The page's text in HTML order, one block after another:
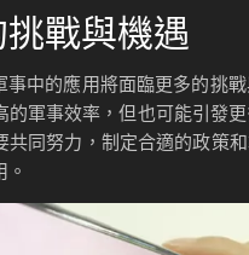
戰與機遇
事中的應用將面臨更多的挑
的軍事效率，但也可能引發
共同努力，制定合適的政策